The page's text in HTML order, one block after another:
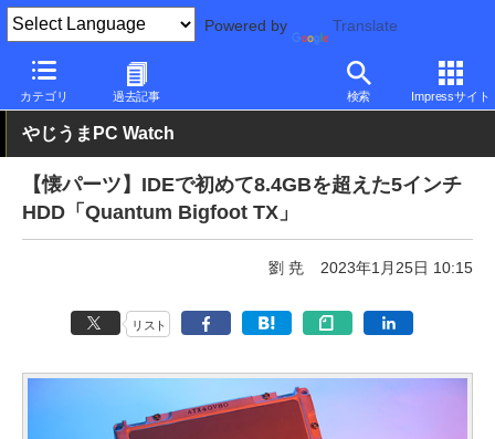
Powered by Translate
カテゴリ 過去記事 検索 Impressサイト
PC Watch 半導体/周辺機器 HDD（ハードディスク） その他
やじうまPC Watch
【懐パーツ】IDEで初めて8.4GBを超えた5インチ
HDD「Quantum Bigfoot TX」
劉 尭 2023年1月25日 10:15
リスト